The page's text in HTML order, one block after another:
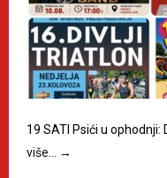
19 SATI Psići u
više…
→